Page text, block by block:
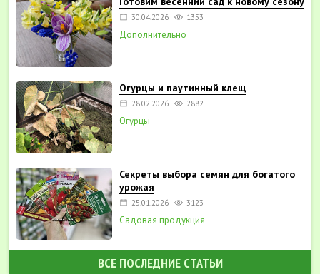
30.04.2026 1353
Дополнительно
Огурцы и паутинный клещ
28.02.2026 2882
Огурцы
Секреты выбора семян для богатого
урожая
25.01.2026 3123
Садовая продукция
ВСЕ ПОСЛЕДНИЕ СТАТЬИ